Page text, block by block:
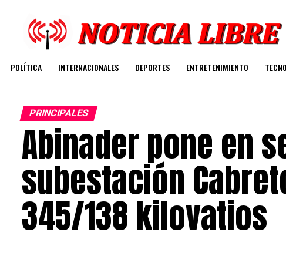
POLÍTICA INTERNACIONALES DEPORTES ENTRETENIMIENTO
PRINCIPALES
Abinader pone en
subestación
345/138 kilovatios